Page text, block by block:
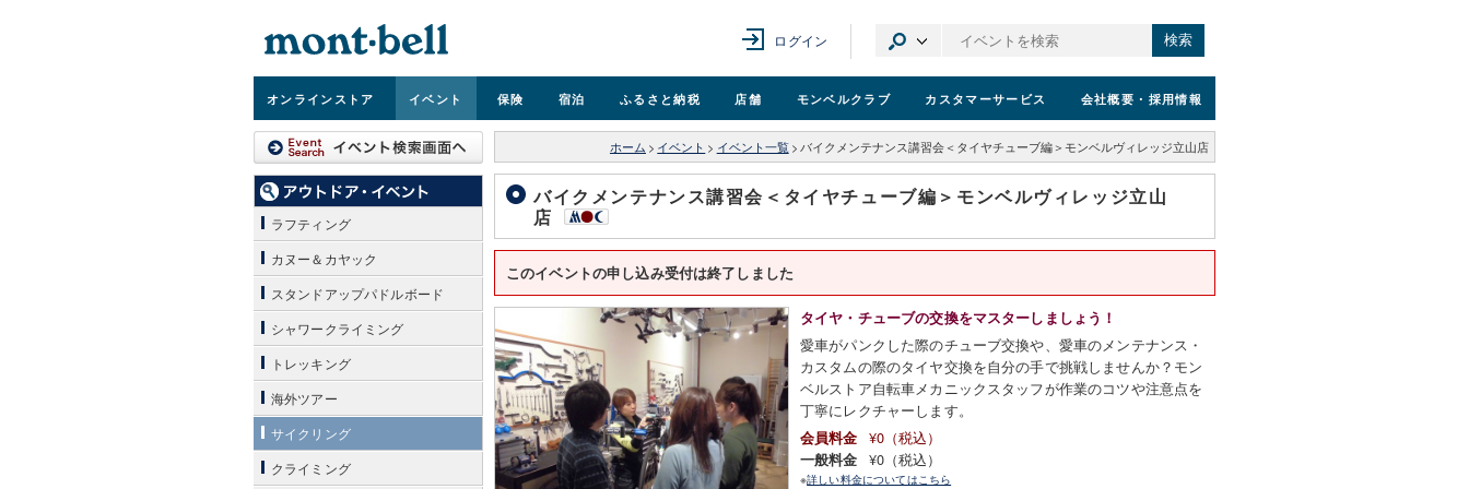
ログイン 検索
オンラインストア イベント 保険 宿泊 ふるさと納税 店舗 モンベルクラブ カスタマーサービス 会社概要 ・採用情報
ホーム > イベント > イベント一覧 > バイクメンテナンス講習会＜タイヤチューブ編＞モンベルヴィレッジ立山店
バイクメンテナンス講習会＜タイヤチューブ編＞モンベルヴィレッジ立山
店
このイベントの申し込み受付は終了しました
タイヤ・チューブの交換をマスターしましょう！
愛車がパンクした際のチューブ交換や、愛車のメンテナンス・
カスタムの際のタイヤ交換を自分の手で挑戦しませんか？モン
ベルストア自転車メカニックスタッフが作業のコツや注意点を
丁寧にレクチャーします。
会員料金 ¥0（税込）
一般料金 ¥0（税込）
※詳しい料金についてはこちら
ラフティング
カヌー＆カヤック
スタンドアップパドルボード
シャワークライミング
トレッキング
海外ツアー
サイクリング
クライミング